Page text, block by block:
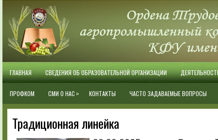
ГЛАВНАЯ СВЕДЕНИЯ ОБ ОБРАЗОВАТЕЛЬНОЙ ОРГАНИЗАЦИИ
ПРОФКОМ СМИ О НАС » КОНТАКТЫ ЧАСТО ЗАДАВАЕМЫЕ ВОПРОСЫ
Традиционная линейка